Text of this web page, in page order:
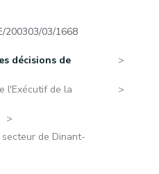
200303/03/1668
décisions de
l'Exécutif de la
de Dinant-